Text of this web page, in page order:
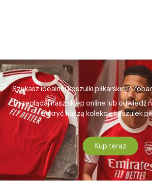
Szukasz idealnej koszulki piłkarskiej?
Przeglądaj nasz sklep online lub odwiedź
odkryć naszą kolekcję koszulek
Kup teraz